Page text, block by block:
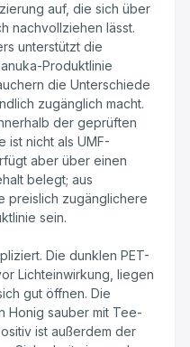
auf, die sich über
nachvollziehen lässt.
unterstützt die
Produktlinie
die Unterschiede
zugänglich macht.
der geprüften
ist nicht als UMF-
aber über einen
belegt; aus
preislich zugänglichere
sein.
Die dunklen PET-
Lichteinwirkung, liegen
gut öffnen. Die
Honig sauber mit Tee-
ist außerdem der